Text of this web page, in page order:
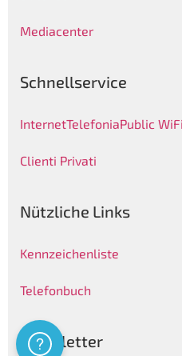
Mediacenter
Schnellservice
InternetTelefoniaPublic WiFi
Clienti Privati
Nützliche Links
Kennzeichenliste
Telefonbuch
Newsletter
Assistenza